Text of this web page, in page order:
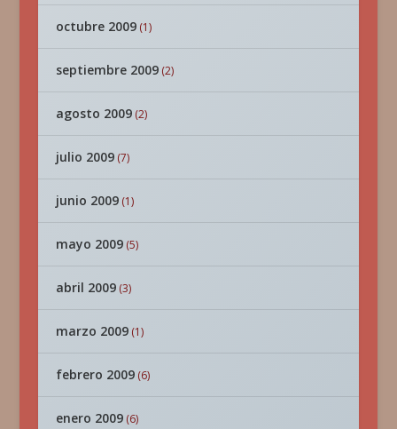
octubre 2009(1)
septiembre 2009(2)
agosto 2009(2)
julio 2009(7)
junio 2009(1)
mayo 2009(5)
abril 2009(3)
marzo 2009(1)
febrero 2009(6)
enero 2009(6)